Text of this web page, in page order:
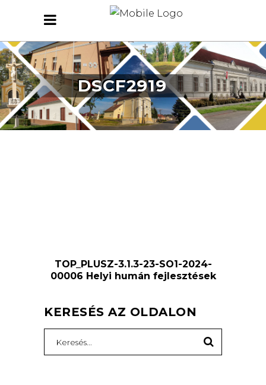
DSCF2919
TOP_PLUSZ-3.1.3-23-SO1-2024-
00006 Helyi humán fejlesztések
KERESÉS AZ OLDALON
for: